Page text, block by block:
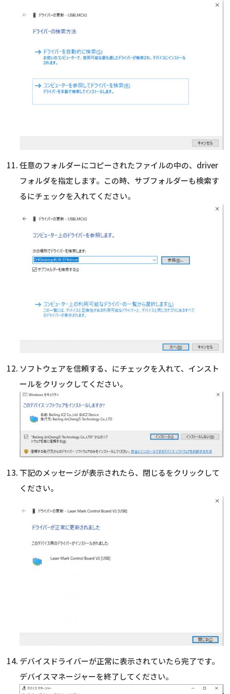
任意のフォルダーにコピーされたファイルの中の、driver
フォルダを指定します。この時、サブフォルダーも検索す
るにチェックを入れてください。
ソフトウェアを信頼する、にチェックを入れて、インスト
ールをクリックしてください。
下記のメッセージが表示されたら、閉じるをクリックして
ください。
デバイスドライバーが正常に表示されていたら完了です。
デバイスマネージャーを終了してください。